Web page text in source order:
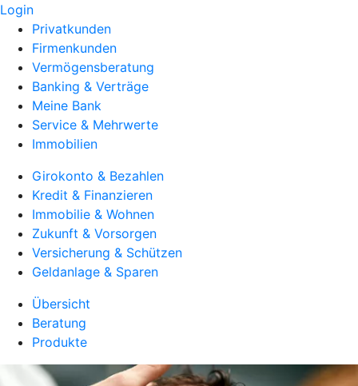
Login
Privatkunden
Firmenkunden
Vermögensberatung
Banking & Verträge
Meine Bank
Service & Mehrwerte
Immobilien
Girokonto & Bezahlen
Kredit & Finanzieren
Immobilie & Wohnen
Zukunft & Vorsorgen
Versicherung & Schützen
Geldanlage & Sparen
Übersicht
Beratung
Produkte